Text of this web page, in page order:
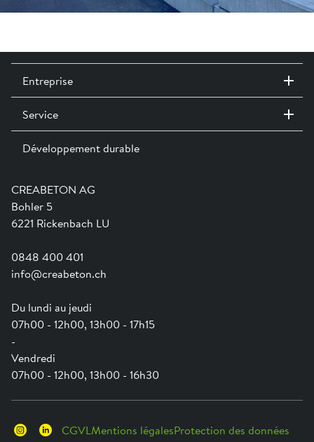
CREABETON AG
Bohler 5
6221 Rickenbach LU
0848 400 401
info@creabeton.ch
Du lundi au jeudi
07h00 - 12h00, 13h00 - 17h15
-
Vendredi
07h00 - 12h00, 13h00 - 16h30
Entreprise
Contact / Sites
Expositions permanentes
Team
Formation
Service
Services
Aide en ligne
Guide pratique pour la mise en oeuvre
Newsletter
Développement durable
Engagement
Swissness
Ville-éponge
CGVLMentions légalesProtection des données